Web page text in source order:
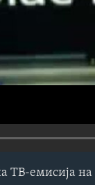
ТВ-емисија